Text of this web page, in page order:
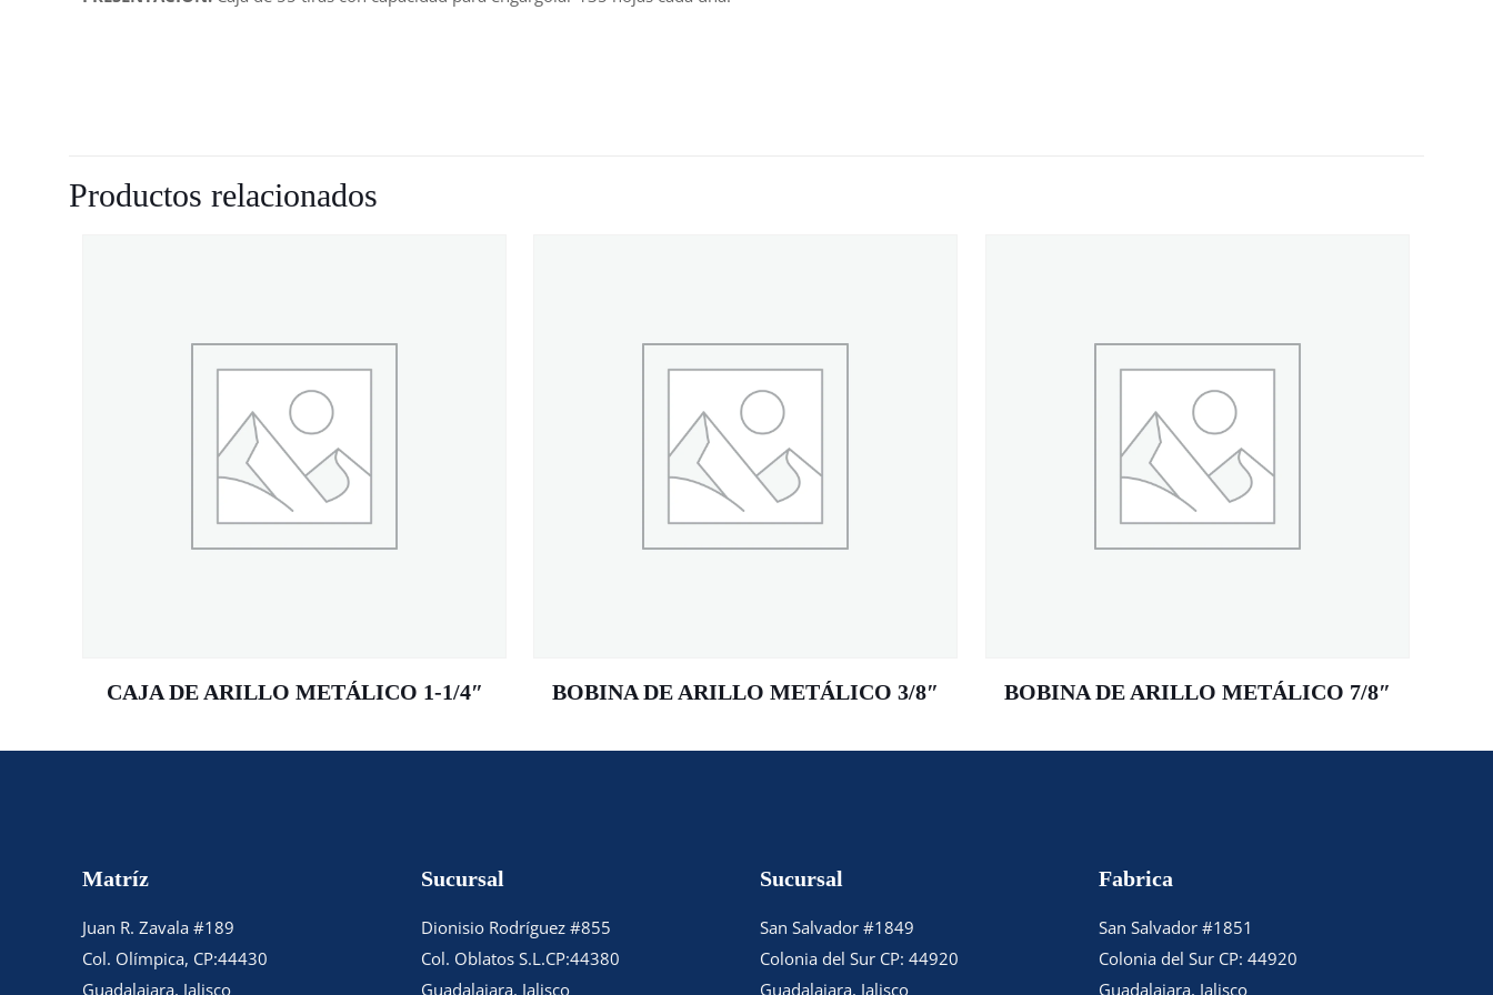
Productos relacionados
CAJA DE ARILLO METÁLICO 1-1/4″ BOBINA DE ARILLO METÁLICO 3/8″ BOBINA DE ARILLO METÁLICO 7/8″
Matríz
Juan R. Zavala #189
Col. Olímpica, CP:44430
Guadalajara, Jalisco
Sucursal
Dionisio Rodríguez #855
Col. Oblatos S.L.CP:44380
Guadalajara, Jalisco
Sucursal
San Salvador #1849
Colonia del Sur CP: 44920
Guadalajara, Jalisco
Fabrica
San Salvador #1851
Colonia del Sur CP: 44920
Guadalajara, Jalisco